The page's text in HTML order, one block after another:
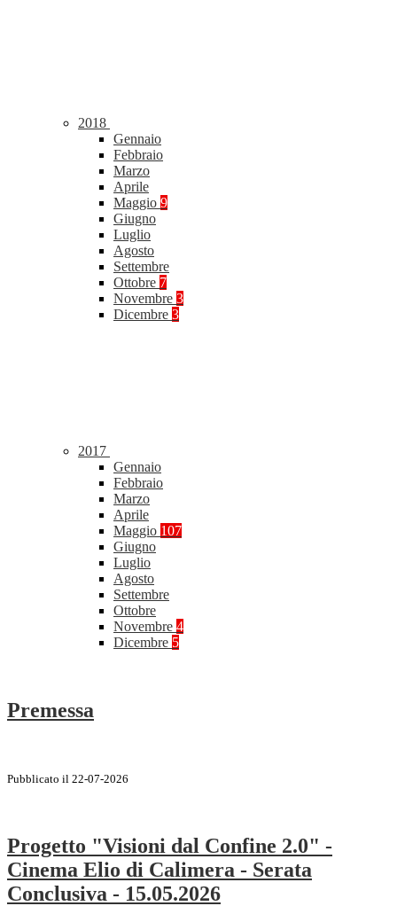
2018
Gennaio
Febbraio
Marzo
Aprile
Maggio 9
Giugno
Luglio
Agosto
Settembre
Ottobre 7
Novembre 3
Dicembre 3
2017
Gennaio
Febbraio
Marzo
Aprile
Maggio 107
Giugno
Luglio
Agosto
Settembre
Ottobre
Novembre 4
Dicembre 5
Premessa
Pubblicato il 22-07-2026
Progetto "Visioni dal Confine 2.0" -
Cinema Elio di Calimera - Serata
Conclusiva - 15.05.2026